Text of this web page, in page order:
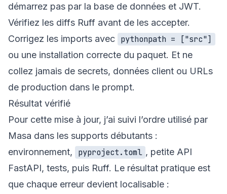
démarrez pas par la base de données et JWT.
Vérifiez les diffs Ruff avant de les accepter.
Corrigez les imports avec pythonpath = ["src"]
ou une installation correcte du paquet. Et ne
collez jamais de secrets, données client ou URLs
de production dans le prompt.
Résultat vérifié
Pour cette mise à jour, j’ai suivi l’ordre utilisé par
Masa dans les supports débutants :
environnement,
pyproject.toml , petite API
FastAPI, tests, puis Ruff. Le résultat pratique est
que chaque erreur devient localisable :